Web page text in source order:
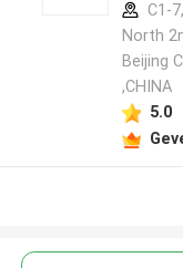
C1-
North
Beijing
,CHINA
5.0